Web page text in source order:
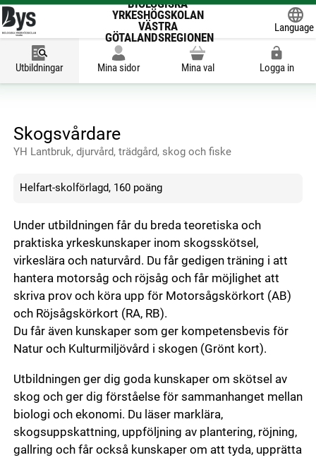
BIOLOGISKA
YRKESHÖGSKOLAN
VÄSTRA
GÖTALANDSREGIONEN
Language
Utbildningar Mina sidor Mina val Logga in
Skogsvårdare
YH Lantbruk, djurvård, trädgård, skog och fiske
Helfart-skolförlagd, 160 poäng
Under utbildningen får du breda teoretiska och
praktiska yrkeskunskaper inom skogsskötsel,
virkeslära och naturvård. Du får gedigen träning i att
hantera motorsåg och röjsåg och får möjlighet att
skriva prov och köra upp för Motorsågskörkort (AB)
och Röjsågskörkort (RA, RB).
Du får även kunskaper som ger kompetensbevis för
Natur och Kulturmiljövård i skogen (Grönt kort).
Utbildningen ger dig goda kunskaper om skötsel av
skog och ger dig förståelse för sammanhanget mellan
biologi och ekonomi. Du läser marklära,
skogsuppskattning, uppföljning av plantering, röjning,
gallring och får också kunskaper om att tyda, upprätta